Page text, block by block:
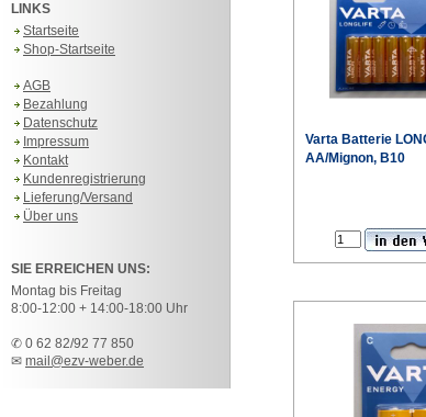
LINKS
Startseite
Shop-Startseite
AGB
Bezahlung
Datenschutz
Impressum
Kontakt
Kundenregistrierung
Lieferung/Versand
Über uns
SIE ERREICHEN UNS:
Montag bis Freitag
8:00-12:00 + 14:00-18:00 Uhr
✆ 0 62 82/92 77 850
✉ mail@ezv-weber.de
Varta Batterie
AA/Mignon, B10